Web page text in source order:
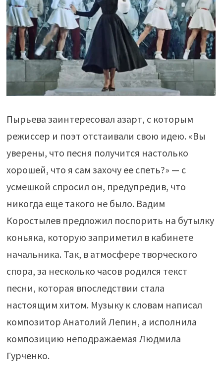
Пырьева заинтересовал азарт, с которым
режиссер и поэт отстаивали свою идею. «Вы
уверены, что песня получится настолько
хорошей, что я сам захочу ее спеть?» — с
усмешкой спросил он, предупредив, что
никогда еще такого не было. Вадим
Коростылев предложил поспорить на бутылку
коньяка, которую заприметил в кабинете
начальника. Так, в атмосфере творческого
спора, за несколько часов родился текст
песни, которая впоследствии стала
настоящим хитом. Музыку к словам написал
композитор Анатолий Лепин, а исполнила
композицию неподражаемая Людмила
Гурченко.